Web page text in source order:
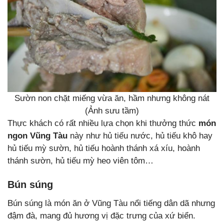
Sườn non chặt miếng vừa ăn, hầm nhưng không nát
(Ảnh sưu tầm)
Thực khách có rất nhiều lựa chọn khi thưởng thức món
ngon Vũng Tàu này như hủ tiếu nước, hủ tiếu khô hay
hủ tiếu mỳ sườn, hủ tiếu hoành thánh xá xíu, hoành
thánh sườn, hủ tiếu mỳ heo viên tôm…
Bún súng
Bún súng là món ăn ở Vũng Tàu nổi tiếng dân dã nhưng
đậm đà, mang đủ hương vị đặc trưng của xứ biển.